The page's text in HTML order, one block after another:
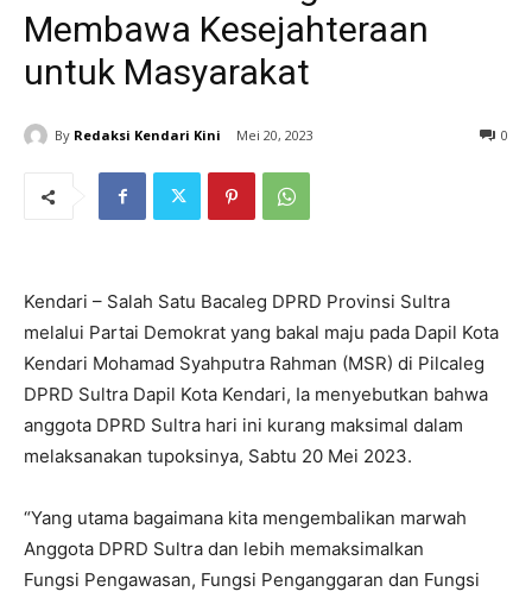
Membawa Kesejahteraan
untuk Masyarakat
By Redaksi Kendari Kini Mei 20, 2023 0
Kendari – Salah Satu Bacaleg DPRD Provinsi Sultra
melalui Partai Demokrat yang bakal maju pada Dapil Kota
Kendari Mohamad Syahputra Rahman (MSR) di Pilcaleg
DPRD Sultra Dapil Kota Kendari, Ia menyebutkan bahwa
anggota DPRD Sultra hari ini kurang maksimal dalam
melaksanakan tupoksinya, Sabtu 20 Mei 2023.
“Yang utama bagaimana kita mengembalikan marwah
Anggota DPRD Sultra dan lebih memaksimalkan
Fungsi Pengawasan, Fungsi Penganggaran dan Fungsi